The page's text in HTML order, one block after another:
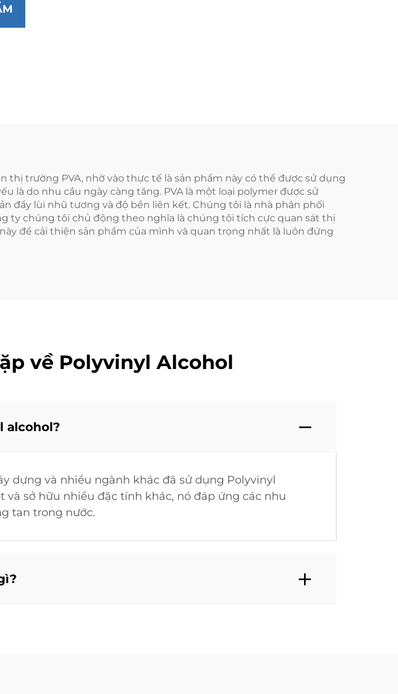
thị trường PVA, nhờ vào thực tế là sản phẩm này có thể được sử dụng
là do nhu cầu ngày càng tăng. PVA là một loại polymer được sử
đẩy lùi nhũ tương và độ bền liên kết. Chúng tôi là nhà phân phối
ty chúng tôi chủ động theo nghĩa là chúng tôi tích cực quan sát thị
để cải thiện sản phẩm của mình và quan trọng nhất là luôn đứng
về Polyvinyl Alcohol
alcohol?
dựng và nhiều ngành khác đã sử dụng Polyvinyl
sở hữu nhiều đặc tính khác, nó đáp ứng các nhu
tan trong nước.